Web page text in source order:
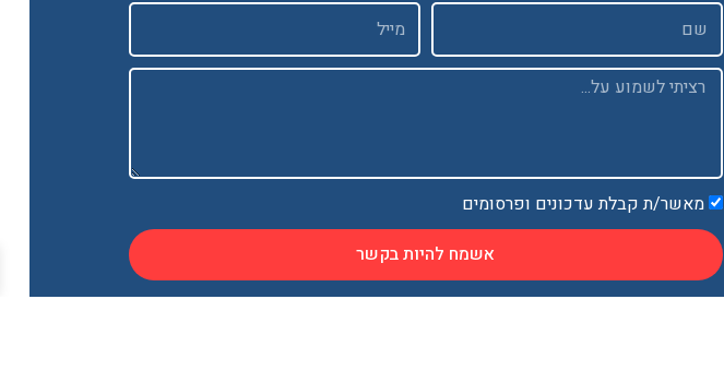
שם Email
Message
מאשר/ת קבלת עדכונים ופרסומים
אשמח להיות בקשר